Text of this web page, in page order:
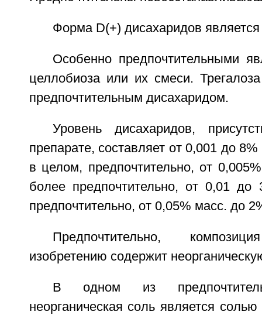
Форма D(+) дисахаридов является
Особенно предпочтительными
целлобиоза или их смеси.
предпочтительным дисахаридом.
Уровень дисахаридов,
препарате, составляет от 0,001 до
в целом, предпочтительно, от
более предпочтительно, от 0,01 до
предпочтительно, от 0,05% масс. до
Предпочтительно,
изобретению содержит
В одном из
неорганическая соль является